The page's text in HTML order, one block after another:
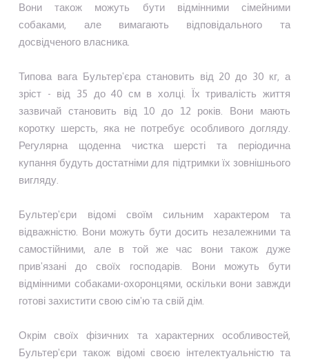
Вони також можуть бути відмінними сімейними
собаками, але вимагають відповідального та
досвідченого власника.
Типова вага Бультер'єра становить від 20 до 30 кг, а
зріст - від 35 до 40 см в холці. Їх тривалість життя
зазвичай становить від 10 до 12 років. Вони мають
коротку шерсть, яка не потребує особливого догляду.
Регулярна щоденна чистка шерсті та періодична
купання будуть достатніми для підтримки їх зовнішнього
вигляду.
Бультер'єри відомі своїм сильним характером та
відважністю. Вони можуть бути досить незалежними та
самостійними, але в той же час вони також дуже
прив'язані до своїх господарів. Вони можуть бути
відмінними собаками-охоронцями, оскільки вони завжди
готові захистити свою сім'ю та свій дім.
Окрім своїх фізичних та характерних особливостей,
Бультер'єри також відомі своєю інтелектуальністю та